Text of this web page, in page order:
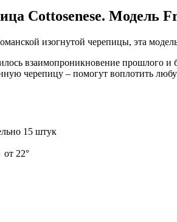
Cottosenese. Модель
изогнутой черепицы, эта
взаимопроникновение прошлого
черепицу – помогут воплотить
15 штук
22°